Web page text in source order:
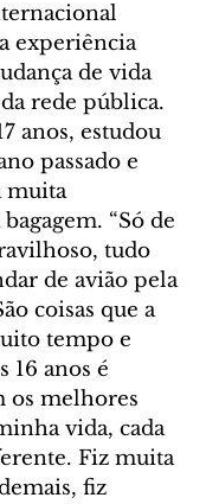
experiência
de vida
rede pública.
anos, estudou
passado e
muita
“Só de
tudo
de avião pela
coisas que a
tempo e
16 anos é
os melhores
vida, cada
Fiz muita
fiz